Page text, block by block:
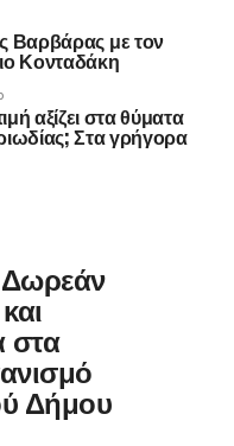
Βαρβάρας με τον
Κονταδάκη
αξίζει στα θύματα
Στα γρήγορα
Δωρεάν
στα
Δήμου